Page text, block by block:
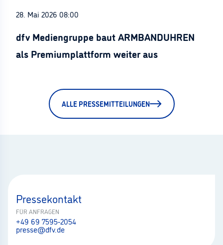
28. Mai 2026 08:00
dfv Mediengruppe baut ARMBANDUHREN
als Premiumplattform weiter aus
ALLE PRESSEMITTEILUNGEN
Pressekontakt
FÜR ANFRAGEN
+49 69 7595-2054
presse@dfv.de